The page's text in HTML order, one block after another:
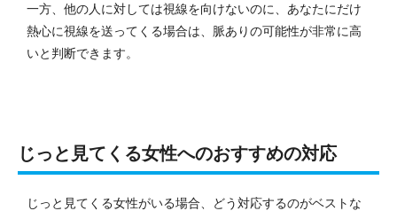
一方、他の人に対しては視線を向けないのに、あなたにだけ
熱心に視線を送ってくる場合は、脈ありの可能性が非常に高
いと判断できます。
じっと見てくる女性へのおすすめの対応
じっと見てくる女性がいる場合、どう対応するのがベストな